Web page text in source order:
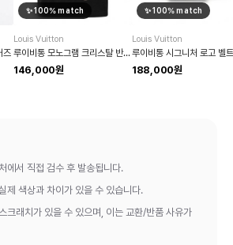
즈
✨100% match
Louis Vuitton
루이비통 모노그램 크리스탈 반팔 티셔츠
146,000원
✨100% match
Louis Vuitton
루이비통 시그니처 로고 벨트
188,000원
에서 직접 검수 후 발송됩니다.
제 색상과 차이가 있을 수 있습니다.
크래치가 있을 수 있으며, 이는 교환/반품 사유가